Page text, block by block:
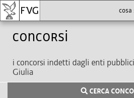
Concorsi
i concorsi indetti dagli enti
Giulia
CERCA